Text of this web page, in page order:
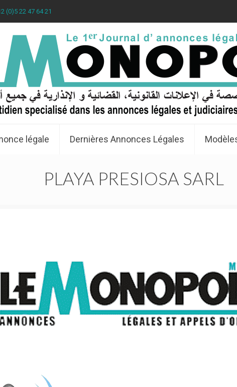
(0)5 22 47 64 21
légale Dernières Annonces Légales
PLAYA PRESIOSA SARL